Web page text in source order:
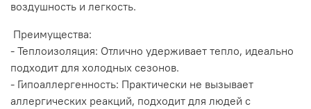
воздушность и легкость.
Преимущества:
- Теплоизоляция: Отлично удерживает тепло, идеально
подходит для холодных сезонов.
- Гипоаллергенность: Практически не вызывает
аллергических реакций, подходит для людей с